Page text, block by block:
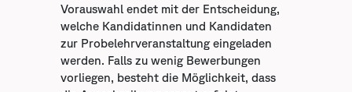
Vorauswahl endet mit der Entscheidung,
welche Kandidatinnen und Kandidaten
zur Probelehrveranstaltung eingeladen
werden. Falls zu wenig Bewerbungen
vorliegen, besteht die Möglichkeit, dass